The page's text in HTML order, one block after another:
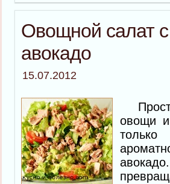
Овощной салат
авокадо
15.07.2012
овощи и